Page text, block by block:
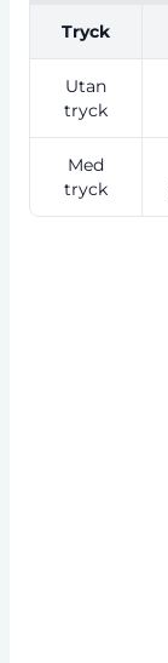
Tryck
Utan
tryck
Med
tryck